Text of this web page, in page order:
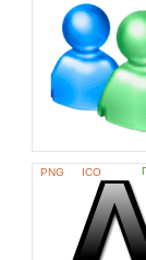
PNG ICO